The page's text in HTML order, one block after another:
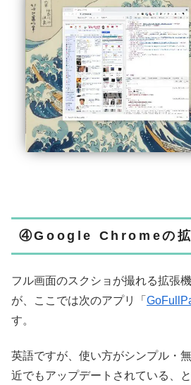
④Google Chromeの拡
フル画面のスクショが撮れる拡張
が、ここでは次のアプリ「
す。
英語ですが、使い方がシンプル・
近でもアップデートされている、